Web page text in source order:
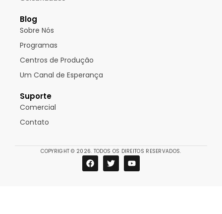
Blog
Sobre Nós
Programas
Centros de Produção
Um Canal de Esperança
Suporte
Comercial
Contato
COPYRIGHT © 2026. TODOS OS DIREITOS RESERVADOS.